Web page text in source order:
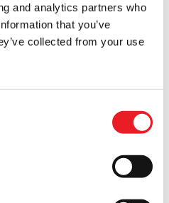
and analytics partners who
that you’ve
collected from your use
Masque de mouton "Go To Sleep
VOIR LE PRODUIT